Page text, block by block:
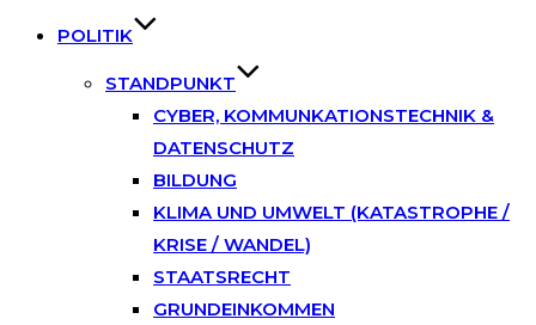
POLITIK
STANDPUNKT
CYBER, KOMMUNKATIONSTECHNIK &
DATENSCHUTZ
BILDUNG
KLIMA UND UMWELT (KATASTROPHE /
KRISE / WANDEL)
STAATSRECHT
GRUNDEINKOMMEN